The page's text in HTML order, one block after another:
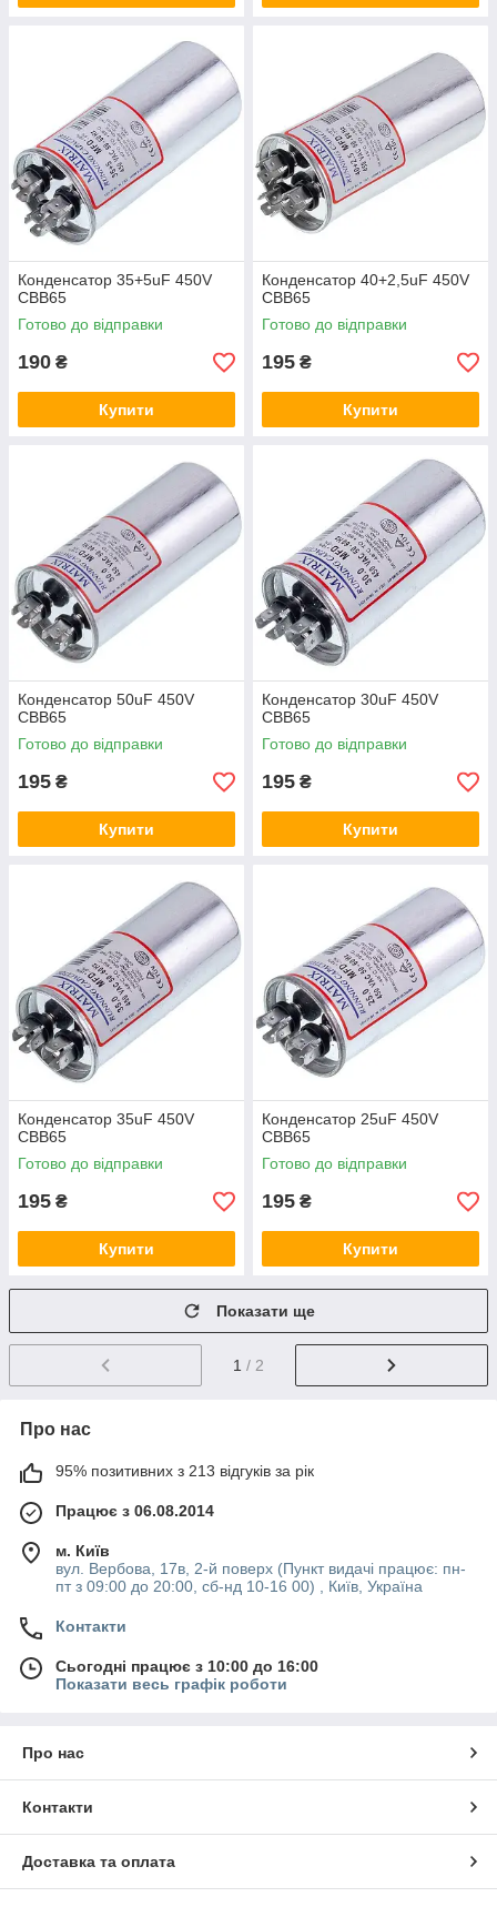
Конденсатор 35+5uF 450V
CBB65
Готово до відправки
190 ₴
Купити
Конденсатор 40+2,5uF 450V
CBB65
Готово до відправки
195 ₴
Купити
Конденсатор 50uF 450V
CBB65
Готово до відправки
195 ₴
Купити
Конденсатор 30uF 450V
CBB65
Готово до відправки
195 ₴
Купити
Конденсатор 35uF 450V
CBB65
Готово до відправки
195 ₴
Купити
Конденсатор 25uF 450V
CBB65
Готово до відправки
195 ₴
Купити
Показати ще
1 / 2
Про нас
95% позитивних з 213 відгуків за рік
Працює з 06.08.2014
м. Київ
вул. Вербова, 17в, 2-й поверх (Пункт видачі працює: пн-
пт з 09:00 до 20:00, сб-нд 10-16 00) , Київ, Україна
Контакти
Сьогодні працює з 10:00 до 16:00
Показати весь графік роботи
Про нас
Контакти
Доставка та оплата